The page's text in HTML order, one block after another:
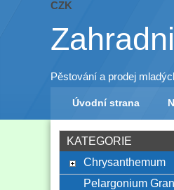
CZK
Pěstování a prodej
Úvodní strana
KATEGORIE
Chrysanthemum
Pelargonium